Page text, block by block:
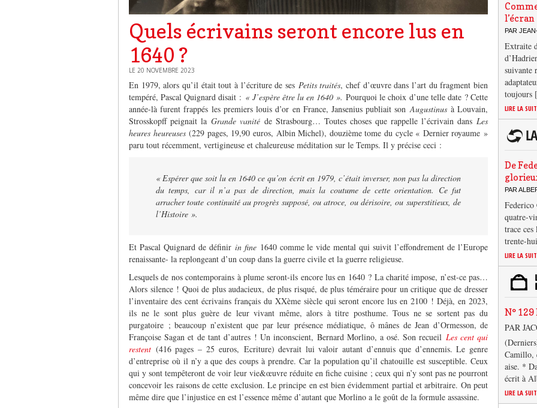
Quels écrivains seront encore lus en
1640 ?
LE 20 NOVEMBRE 2023
En 1979, alors qu’il était tout à l’écriture de ses Petits traités, chef d’œuvre dans l’art du fragment bien
tempéré, Pascal Quignard disait : « J’espère être lu en 1640 ». Pourquoi le choix d’une telle date ? Cette
année-là furent frappés les premiers louis d’or en France, Jansenius publiait son Augustinusà Louvain,
Strosskopff peignait la Grande vanité de Strasbourg… Toutes choses que rappelle l’écrivain dans Les
heures heureuses(229 pages, 19,90 euros, Albin Michel), douzième tome du cycle « Dernier royaume »
paru tout récemment, vertigineuse et chaleureuse méditation sur le Temps. Il y précise ceci :
« Espérer que soit lu en 1640 ce qu’on écrit en 1979, c’était inverser, non pas la direction
du temps, car il n’a pas de direction, mais la coutume de cette orientation. Ce fut
arracher toute continuité au progrès supposé, ou atroce, ou dérisoire, ou superstitieux, de
l’Histoire ».
Et Pascal Quignard de définir in fine1640 comme le vide mental qui suivit l’effondrement de l’Europe
renaissante- la replongeant d’un coup dans la guerre civile et la guerre religieuse.
Lesquels de nos contemporains à plume seront-ils encore lus en 1640 ? La charité impose, n’est-ce pas…
Alors silence ! Quoi de plus audacieux, de plus risqué, de plus téméraire pour un critique que de dresser
l’inventaire des cent écrivains français du XXème siècle qui seront encore lus en 2100 ! Déjà, en 2023,
ils ne le sont plus guère de leur vivant même, alors à titre posthume. Tous ne se sortent pas du
purgatoire ; beaucoup n’existent que par leur présence médiatique, ô mânes de Jean d’Ormesson, de
Françoise Sagan et de tant d’autres ! Un inconscient, Bernard Morlino, a osé. Son recueil Les cent qui
restent (416 pages – 25 euros, Ecriture) devrait lui valoir autant d’ennuis que d’ennemis. Le genre
d’entreprise où il n’y a que des coups à prendre. Car la population qu’il chatouille est susceptible. Ceux
qui y sont tempêteront de voir leur vie&œuvre réduite en fiche cuisine ; ceux qui n’y sont pas ne pourront
concevoir les raisons de cette exclusion. Le principe en est bien évidemment partial et arbitraire. On peut
même dire que l’injustice en est l’essence même d’autant que Morlino a le goût de la formule assassine.
l’écran
PAR
Extraite
suivante
LIRE LA
De
PAR
quatre-
trace
trente-
LIRE LA
N°
PAR
Camillo,
aise. *
écrit à
LIRE LA